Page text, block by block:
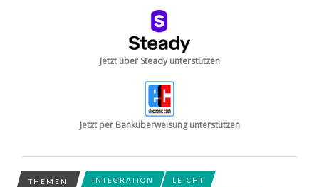
Jetzt über Steady unterstützen
Jetzt per Banküberweisung unterstützen
THEMEN INTEGRATION LEICHT